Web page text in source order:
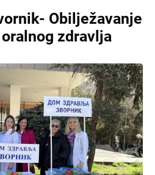
Obilježavanje
zdravlja